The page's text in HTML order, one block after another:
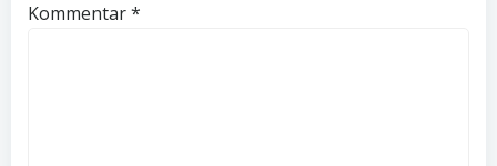
Kommentar*